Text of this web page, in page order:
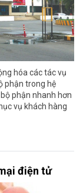
hóa các tác vụ
phận trong hệ
phận nhanh hơn
vụ khách hàng
điện tử